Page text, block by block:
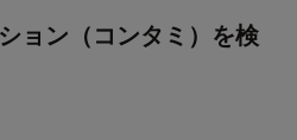
ョン（コンタミ）を検